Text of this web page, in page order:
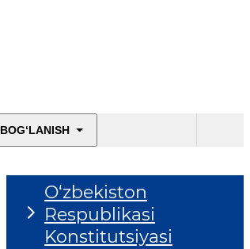
BOG‘LANISH
O‘zbekiston
Respublikasi
Konstitutsiyasi